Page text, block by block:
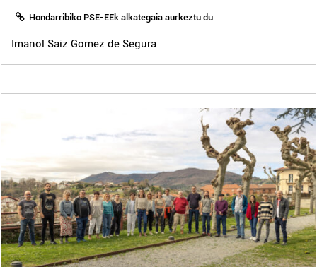
Hondarribiko PSE-EEk alkategaia aurkeztu du
Imanol Saiz Gomez de Segura